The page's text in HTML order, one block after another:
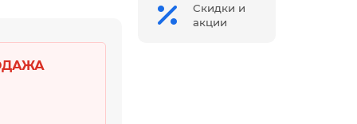
Скидки и
акции